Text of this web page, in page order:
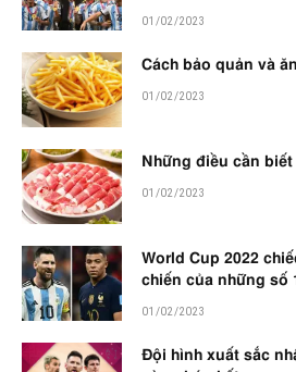
01/02/2023
Cách bảo quản và
01/02/2023
Những điều cần
01/02/2023
World Cup 2022
chiến của những số
01/02/2023
Đội hình xuất sắc